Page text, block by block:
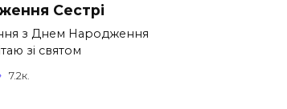
Сестрі
з Днем Народження
зі святом
7.2к.